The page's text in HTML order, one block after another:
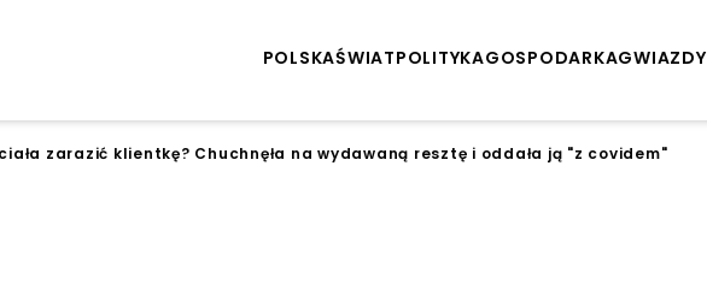
POLSKAŚWIATPOLITYKAGOSPODARKAGWIAZDY
zarazić klientkę? Chuchnęła na wydawaną resztę i oddała ją "z covidem"